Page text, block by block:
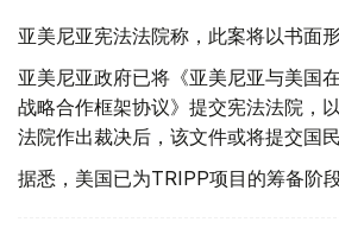
亚美尼亚宪法法院称，此案将以书面形
亚美尼亚政府已将《亚美尼亚与美国
战略合作框架协议》提交宪法法院，
法院作出裁决后，该文件或将提交国民
据悉，美国已为TRIPP项目的筹备阶